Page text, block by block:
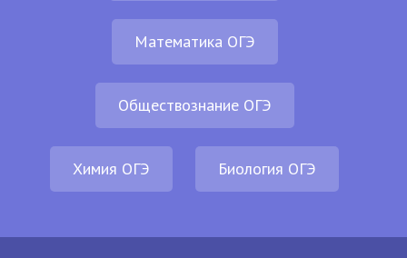
Математика ОГЭ
Обществознание ОГЭ
Химия ОГЭ Биология ОГЭ